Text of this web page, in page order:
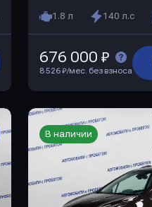
1.8 л 140 л.с
676 000 ₽
8 526 ₽/мес. без взноса
В наличии